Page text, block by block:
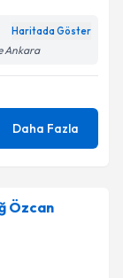
Haritada Göster
Ankara
Daha Fazla
Özcan